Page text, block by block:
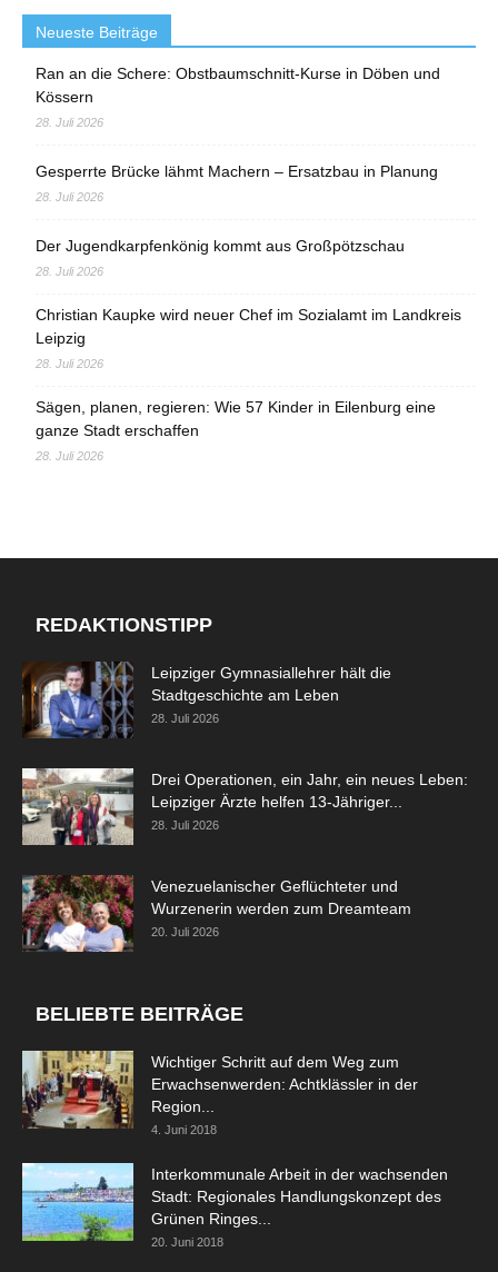
Neueste Beiträge
Ran an die Schere: Obstbaumschnitt-Kurse in Döben und
Kössern
28. Juli 2026
Gesperrte Brücke lähmt Machern – Ersatzbau in Planung
28. Juli 2026
Der Jugendkarpfenkönig kommt aus Großpötzschau
28. Juli 2026
Christian Kaupke wird neuer Chef im Sozialamt im Landkreis
Leipzig
28. Juli 2026
Sägen, planen, regieren: Wie 57 Kinder in Eilenburg eine
ganze Stadt erschaffen
28. Juli 2026
REDAKTIONSTIPP
Leipziger Gymnasiallehrer hält die
Stadtgeschichte am Leben
28. Juli 2026
Drei Operationen, ein Jahr, ein neues Leben:
Leipziger Ärzte helfen 13-Jähriger...
28. Juli 2026
Venezuelanischer Geflüchteter und
Wurzenerin werden zum Dreamteam
20. Juli 2026
BELIEBTE BEITRÄGE
Wichtiger Schritt auf dem Weg zum
Erwachsenwerden: Achtklässler in der
Region...
4. Juni 2018
Interkommunale Arbeit in der wachsenden
Stadt: Regionales Handlungskonzept des
Grünen Ringes...
20. Juni 2018